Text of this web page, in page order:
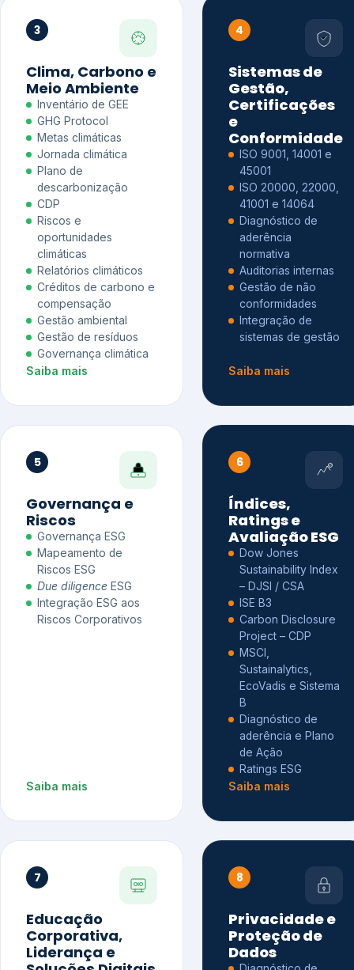
3
Clima, Carbono e
Meio Ambiente
Inventário de GEE
GHG Protocol
Metas climáticas
Jornada climática
Plano de
descarbonização
CDP
Riscos e
oportunidades
climáticas
Relatórios climáticos
Créditos de carbono e
compensação
Gestão ambiental
Gestão de resíduos
Governança climática
Saiba mais
4
Sistemas de
Gestão,
Certificações
e
Conformidade
ISO 9001, 14001 e
45001
ISO 20000, 22000,
41001 e 14064
Diagnóstico de
aderência
normativa
Auditorias internas
Gestão de não
conformidades
Integração de
sistemas de gestão
Saiba mais
5
Governança e
Riscos
Governança ESG
Mapeamento de
Riscos ESG
Due diligence ESG
Integração ESG aos
Riscos Corporativos
Saiba mais
6
Índices,
Ratings e
Avaliação ESG
Dow Jones
Sustainability Index
– DJSI / CSA
ISE B3
Carbon Disclosure
Project – CDP
MSCI,
Sustainalytics,
EcoVadis e Sistema
B
Diagnóstico de
aderência e Plano
de Ação
Ratings ESG
Saiba mais
7
Educação
Corporativa,
Liderança e
8
Privacidade e
Proteção de
Dados